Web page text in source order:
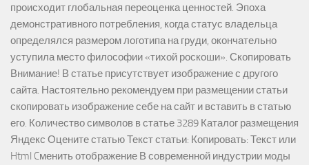
происходит глобальная переоценка ценностей. Эпоха
демонстративного потребления, когда статус владельца
определялся размером логотипа на груди, окончательно
уступила место философии «тихой роскоши». Скопировать
Внимание! В статье присутствует изображение с другого
сайта. Настоятельно рекомендуем при размещении статьи
скопировать изображение себе на сайт и вставить в статью
его. Количество символов в статье 3289 Каталог размещения
Яндекс Оцените статью Текст статьи: Копировать: Текст или
Html Cменить отображение В современной индустрии моды